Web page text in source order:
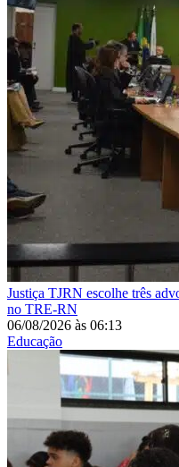
Justiça TJRN escolhe três
no TRE-RN
06/08/2026 às 06:13
Educação